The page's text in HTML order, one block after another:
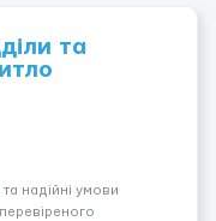
та
надійні умови